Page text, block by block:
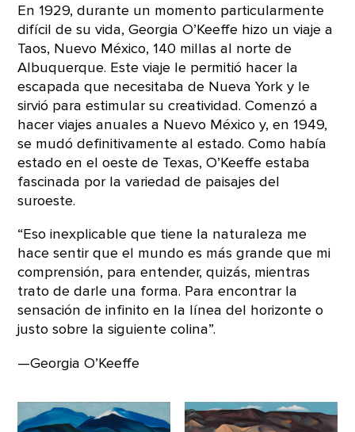
En 1929, durante un momento particularmente
difícil de su vida, Georgia O’Keeffe hizo un viaje a
Taos, Nuevo México, 140 millas al norte de
Albuquerque. Este viaje le permitió hacer la
escapada que necesitaba de Nueva York y le
sirvió para estimular su creatividad. Comenzó a
hacer viajes anuales a Nuevo México y, en 1949,
se mudó definitivamente al estado. Como había
estado en el oeste de Texas, O’Keeffe estaba
fascinada por la variedad de paisajes del
suroeste.
“Eso inexplicable que tiene la naturaleza me
hace sentir que el mundo es más grande que mi
comprensión, para entender, quizás, mientras
trato de darle una forma. Para encontrar la
sensación de infinito en la línea del horizonte o
justo sobre la siguiente colina”.
—Georgia O’Keeffe